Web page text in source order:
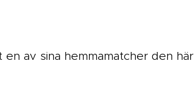
av sina hemmamatcher den här